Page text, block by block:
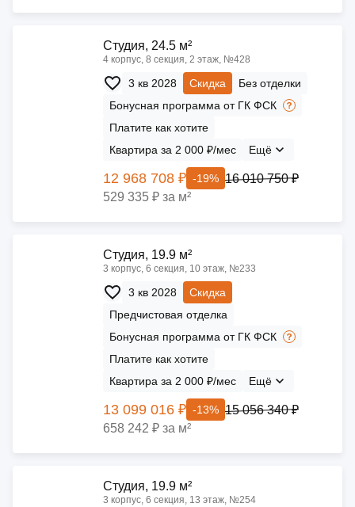
Cтудия, 24.5 м²
4 корпус, 8 секция, 2 этаж, №428
3 кв 2028 Скидка
Без отделки
Бонусная программа от ГК ФСК
Платите как хотите
Квартира за 2 000 ₽/мес
Ещё
12 968 708 ₽ -19% 16 010 750 ₽
529 335 ₽ за м²
Cтудия, 19.9 м²
3 корпус, 6 секция, 10 этаж, №233
3 кв 2028
Скидка
Предчистовая отделка
Бонусная программа от ГК ФСК
Платите как хотите
Квартира за 2 000 ₽/мес
Ещё
13 099 016 ₽ -13% 15 056 340 ₽
658 242 ₽ за м²
Cтудия, 19.9 м²
3 корпус, 6 секция, 13 этаж, №254